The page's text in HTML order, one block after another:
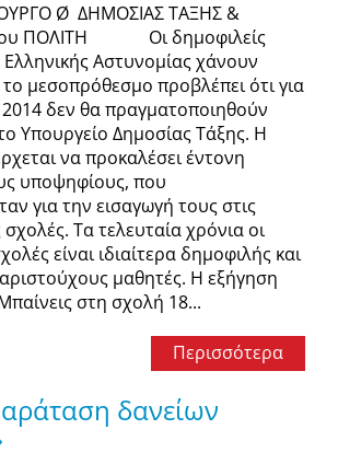
Ø ΔΗΜΟΣΙΑΣ ΤΑΞΗΣ &
ΠΟΛΙΤΗ Οι δημοφιλείς
Αστυνομίας χάνουν
μεσοπρόθεσμο προβλέπει ότι για
2014 δεν θα πραγματοποιηθούν
Υπουργείο Δημοσίας Τάξης. Η
να προκαλέσει έντονη
υποψηφίους, που
για την εισαγωγή τους στις
σχολές. Τα τελευταία χρόνια οι
είναι ιδιαίτερα δημοφιλής και
μαθητές. Η εξήγηση
στη σχολή 18...
Περισσότερα
δανείων